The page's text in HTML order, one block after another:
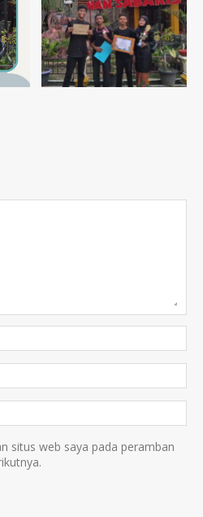
situs web saya pada peramban